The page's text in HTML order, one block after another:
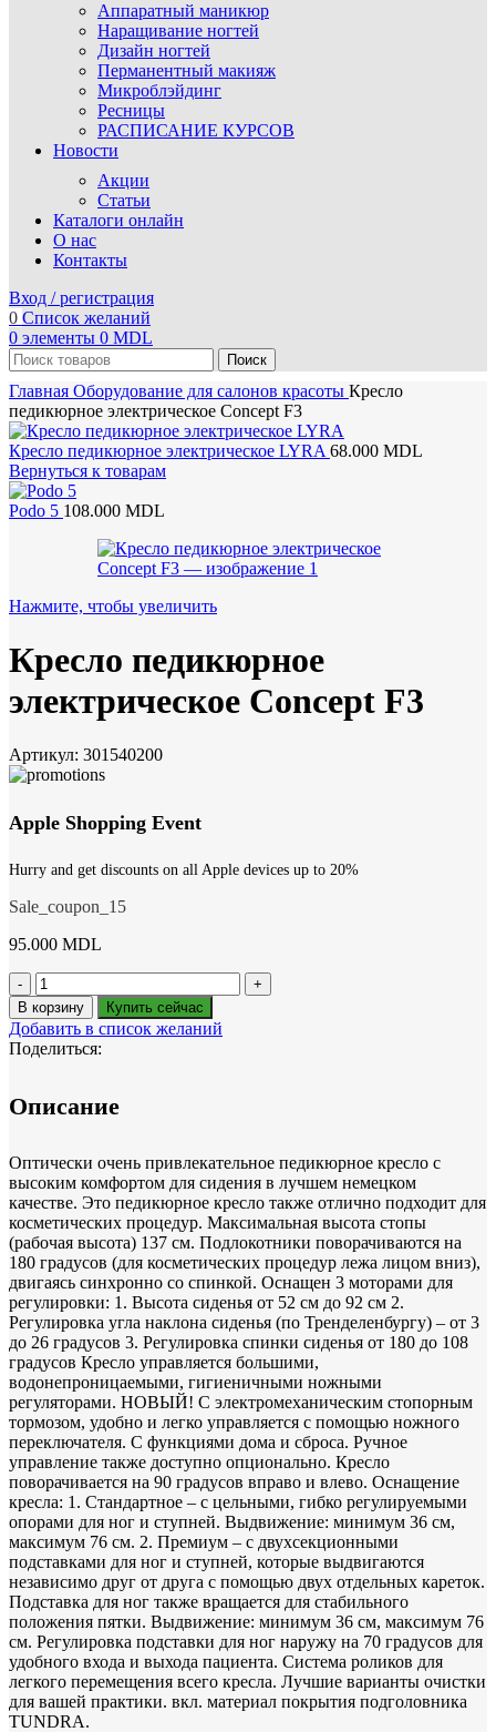
Аппаратный маникюр
Наращивание ногтей
Дизайн ногтей
Перманентный макияж
Микроблэйдинг
Ресницы
РАСПИСАНИЕ КУРСОВ
Новости
Акции
Статьи
Каталоги онлайн
О нас
Контакты
Вход / регистрация
0 Список желаний
0 элементы 0 MDL
Поиск
Главная Оборудование для салонов красоты Кресло
педикюрное электрическое Concept F3
Кресло педикюрное электрическое LYRA 68.000 MDL
Вернуться к товарам
Podo 5 108.000 MDL
Нажмите, чтобы увеличить
Кресло педикюрное
электрическое Concept F3
Артикул: 301540200
Apple Shopping Event
Hurry and get discounts on all Apple devices up to 20%
Sale_coupon_15
95.000 MDL
Количество
товара
Кресло
педикюрное
электрическое
F3
В корзину Купить сейчас
Добавить в список желаний
Поделиться:
Описание
Оптически очень привлекательное педикюрное кресло с
высоким комфортом для сидения в лучшем немецком
качестве. Это педикюрное кресло также отлично подходит для
косметических процедур. Максимальная высота стопы
(рабочая высота) 137 см. Подлокотники поворачиваются на
180 градусов (для косметических процедур лежа лицом вниз),
двигаясь синхронно со спинкой. Оснащен 3 моторами для
регулировки: 1. Высота сиденья от 52 см до 92 см 2.
Регулировка угла наклона сиденья (по Тренделенбургу) – от 3
до 26 градусов 3. Регулировка спинки сиденья от 180 до 108
градусов Кресло управляется большими,
водонепроницаемыми, гигиеничными ножными
регуляторами. НОВЫЙ! С электромеханическим стопорным
тормозом, удобно и легко управляется с помощью ножного
переключателя. С функциями дома и сброса. Ручное
управление также доступно опционально. Кресло
поворачивается на 90 градусов вправо и влево. Оснащение
кресла: 1. Стандартное – с цельными, гибко регулируемыми
опорами для ног и ступней. Выдвижение: минимум 36 см,
максимум 76 см. 2. Премиум – с двухсекционными
подставками для ног и ступней, которые выдвигаются
независимо друг от друга с помощью двух отдельных кареток.
Подставка для ног также вращается для стабильного
положения пятки. Выдвижение: минимум 36 см, максимум 76
см. Регулировка подставки для ног наружу на 70 градусов для
удобного входа и выхода пациента. Система роликов для
легкого перемещения всего кресла. Лучшие варианты очистки
для вашей практики. вкл. материал покрытия подголовника
TUNDRA.